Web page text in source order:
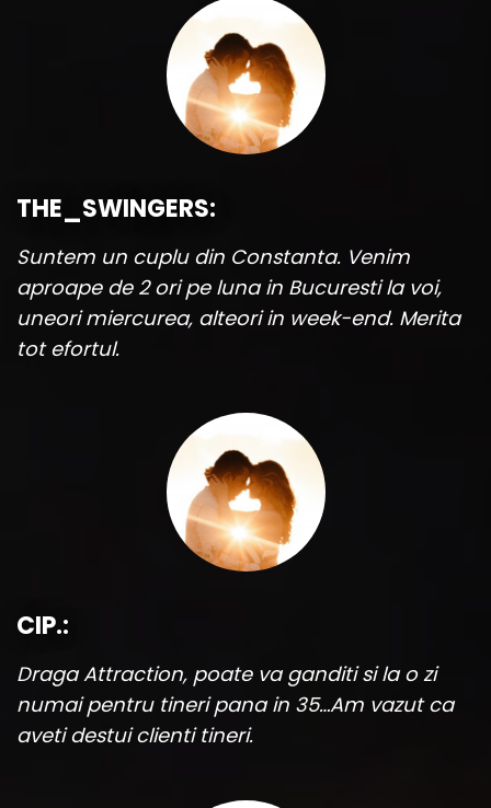
THE_SWINGERS:
Suntem un cuplu din Constanta. Venim
aproape de 2 ori pe luna in Bucuresti la voi,
uneori miercurea, alteori in week-end. Merita
tot efortul.
CIP.:
Draga Attraction, poate va ganditi si la o zi
numai pentru tineri pana in 35…Am vazut ca
aveti destui clienti tineri.